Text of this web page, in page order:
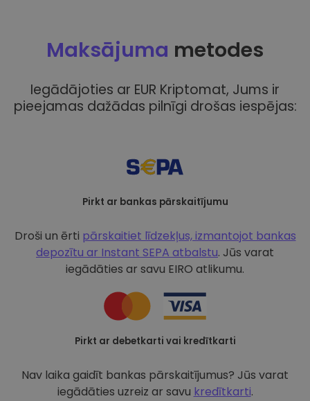
Maksājuma metodes
Iegādājoties ar EUR Kriptomat, Jums ir
pieejamas dažādas pilnīgi drošas iespējas:
Pirkt ar bankas pārskaitījumu
Droši un ērti pārskaitiet līdzekļus, izmantojot bankas
depozītu ar Instant SEPA atbalstu. Jūs varat
iegādāties ar savu EIRO atlikumu.
Pirkt ar debetkarti vai kredītkarti
Nav laika gaidīt bankas pārskaitījumus? Jūs varat
iegādāties uzreiz ar savu kredītkarti.